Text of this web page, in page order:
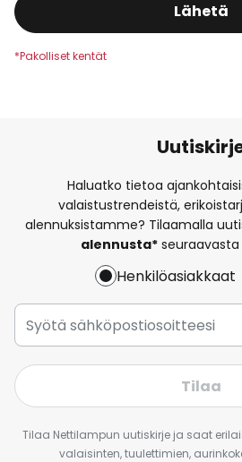
Lähetä
Haluatko tietoa
valaistustrendeistä,
alennuksistamme? Tilaamalla
alennusta*seuraavasta
Henkilöasiakkaat
Tilaa
Tilaa Nettilampun uutiskirje ja saat
valaisinten, tuulettimien,